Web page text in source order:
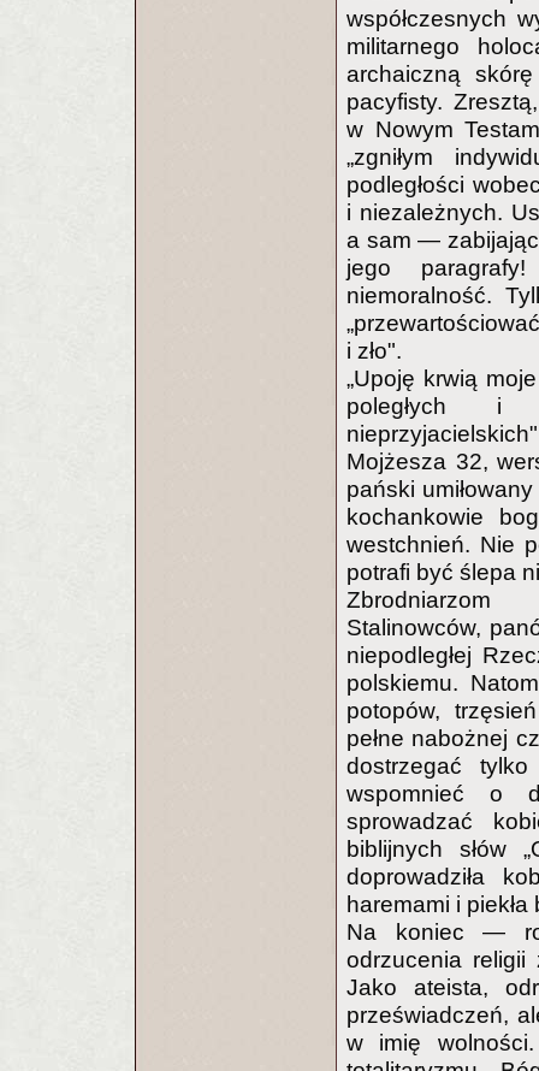
współczesnych
militarnego
archaiczną
pacyfisty.
w Nowym
„zgniłym
podległości
i niezależnych.
a sam —
jego
niemoralność.
i zło".
„Upoję krwią
poległych i
Mojżesza 32,
pański
kochankowie
westchnień. Nie
potrafi być ślepa
Zbrodniarzom
Stalinowców,
niepodległej
polskiemu.
potopów,
pełne nabożnej
dostrzegać
wspomnieć o
sprowadzać
biblijnych słów
doprowadziła
haremami i
Na koniec —
odrzucenia religii
Jako ateista,
przeświadczeń,
w imię